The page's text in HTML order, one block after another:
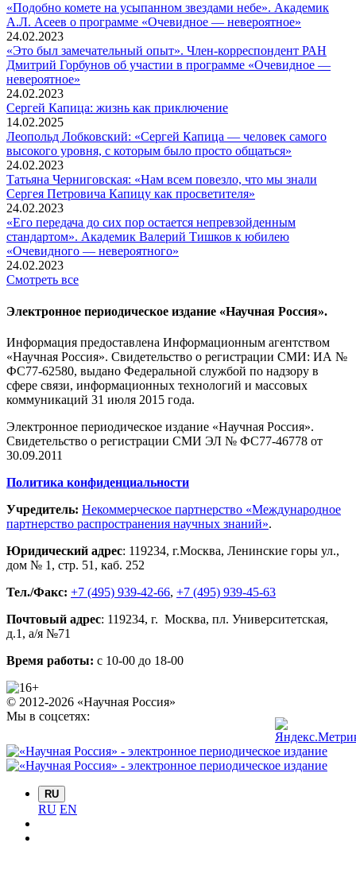
«Подобно комете на усыпанном звездами небе». Академик
А.Л. Асеев о программе «Очевидное — невероятное»
24.02.2023
«Это был замечательный опыт». Член-корреспондент РАН
Дмитрий Горбунов об участии в программе «Очевидное —
невероятное»
24.02.2023
Сергей Капица: жизнь как приключение
14.02.2025
Леопольд Лобковский: «Сергей Капица — человек самого
высокого уровня, с которым было просто общаться»
24.02.2023
Татьяна Черниговская: «Нам всем повезло, что мы знали
Сергея Петровича Капицу как просветителя»
24.02.2023
«Его передача до сих пор остается непревзойденным
стандартом». Академик Валерий Тишков к юбилею
«Очевидного — невероятного»
24.02.2023
Смотреть все
Электронное периодическое издание «Научная Россия».
Информация предоставлена Информационным агентством
«Научная Россия». Свидетельство о регистрации СМИ: ИА №
ФС77-62580, выдано Федеральной службой по надзору в
сфере связи, информационных технологий и массовых
коммуникаций 31 июля 2015 года.
Электронное периодическое издание «Научная Россия».
Свидетельство о регистрации СМИ ЭЛ № ФС77-46778 от
30.09.2011
Политика конфиденциальности
Учредитель: Некоммерческое партнерство «Международное
партнерство распространения научных знаний».
Юридический адрес: 119234, г.Москва, Ленинские горы ул.,
дом № 1, стр. 51 , каб. 252
Тел./Факс: +7 (495) 939-42-66, +7 (495) 939-45-63
Почтовый адрес: 119234, г. Москва, пл. Университетская,
д.1 , а/я №71
Время работы: с 10-00 до 18-00
© 2012-2026 «Научная Россия»
Мы в соцсетях:
RU
RU EN